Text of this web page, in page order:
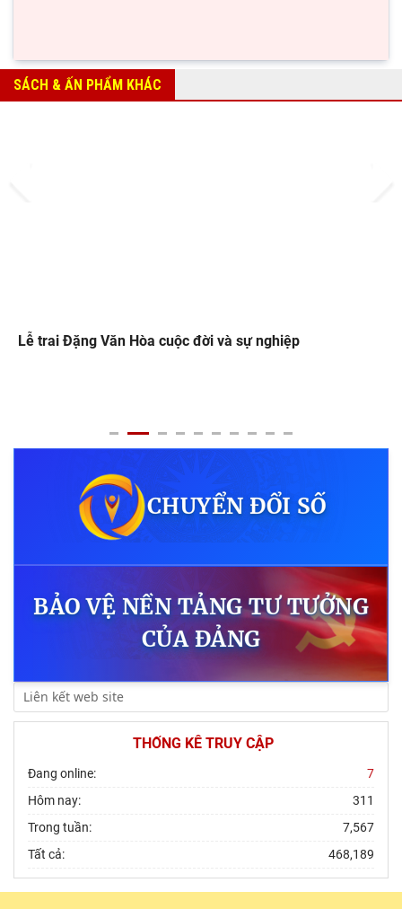
SÁCH & ẤN PHẨM KHÁC
Lễ trai Đặng Văn Hòa cuộc đời và sự nghiệp
CHUYỂN ĐỔI SỐ
BẢO VỆ NỀN TẢNGTƯ TƯỞNG
CỦA ĐẢNG
THỐNG KÊ TRUY CẬP
Đang online:
7
Hôm nay:
311
Trong tuần:
7,567
Tất cả:
468,189